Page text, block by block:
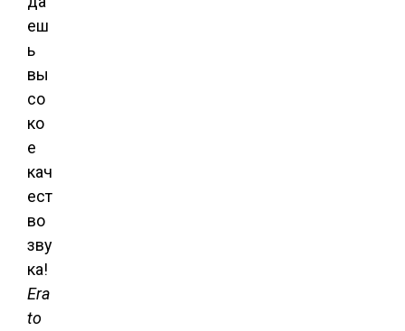
Era
to